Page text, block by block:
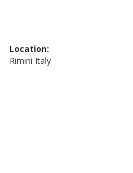
Location:
Rimini Italy